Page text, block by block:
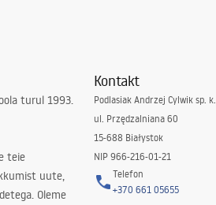
turul 1993.
teie
uute,
Oleme
Kontakt
Podlasiak Andrzej Cylwik sp. k.
ul. Przędzalniana 60
15-688 Białystok
NIP 966-216-01-21
Telefon
+370 661 05655